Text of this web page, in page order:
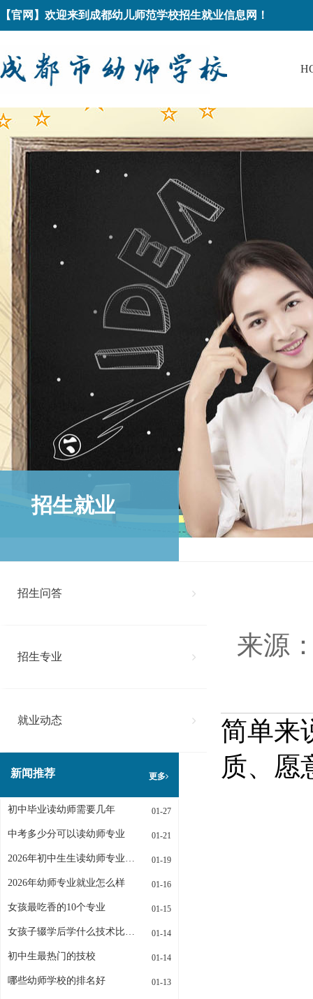
【官网】欢迎来到成都幼儿师范学校招生就业信息网！
招生就业
招生问答
招生专业
就业动态
新闻推荐 更多
初中毕业读幼师需要几年 01-27
中考多少分可以读幼师专业 01-21
2026年初中生生读幼师专业招生条件是什么 01-19
2026年幼师专业就业怎么样 01-16
女孩最吃香的10个专业 01-15
女孩子辍学后学什么技术比较好 01-14
初中生最热门的技校 01-14
哪些幼师学校的排名好 01-13
来源
简单来
质、愿